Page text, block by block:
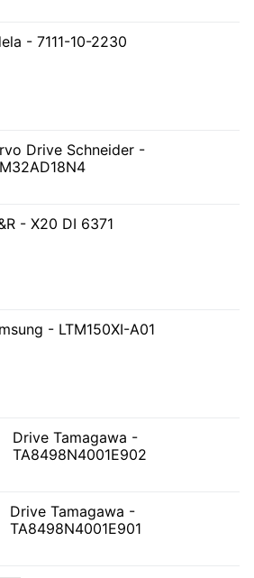
- 7111-10-2230
Drive Schneider -
- X20 DI 6371
- LTM150XI-A01
Drive Tamagawa -
TA8498N4001E902
Drive Tamagawa -
TA8498N4001E901